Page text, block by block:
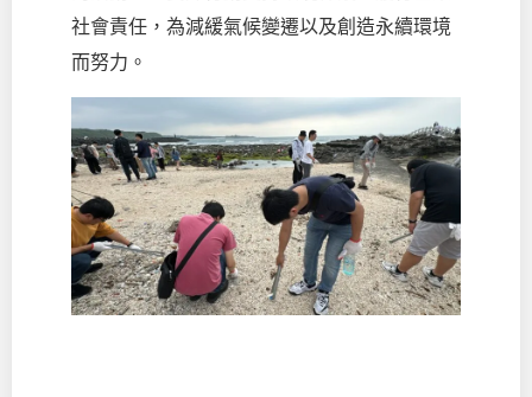
社會責任，為減緩氣候變遷以及創造永續環境
而努力。